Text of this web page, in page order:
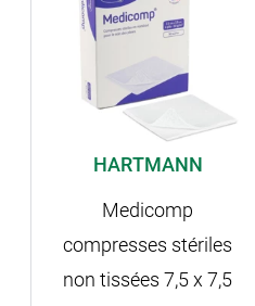
HARTMANN
Medicomp
compresses stériles
non tissées 7,5 x 7,5